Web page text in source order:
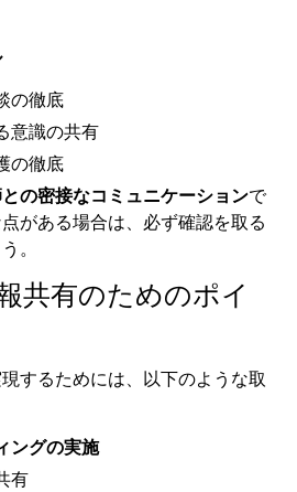
の徹底
意識の共有
の徹底
の密接なコミュニケーションで
がある場合は、必ず確認を取る
。
共有のためのポイ
するためには、以下のような取
ングの実施
有